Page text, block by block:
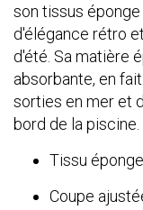
son tissus
d'élégance rétro
d'été. Sa matière
absorbante, en
sorties en mer et
bord de la piscine.
Tissu
Coupe